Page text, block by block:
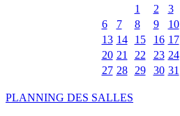
1
2 3
6
7 8 9 10
13 14 15 16 17
20 21 22 23 24
27 28 29 30 31
PLANNING DES SALLES